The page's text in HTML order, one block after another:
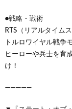
●戦略・戦術
RTS（リアルタイム
トルロワイヤル戦争
ヒーローや兵士を育
け！
—————